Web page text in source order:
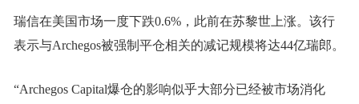
瑞信在美国市场一度下跌0.6%，此前在苏黎世上涨。该行
表示与Archegos被强制平仓相关的减记规模将达44亿瑞郎。
“Archegos Capital爆仓的影响似乎大部分已经被市场消化